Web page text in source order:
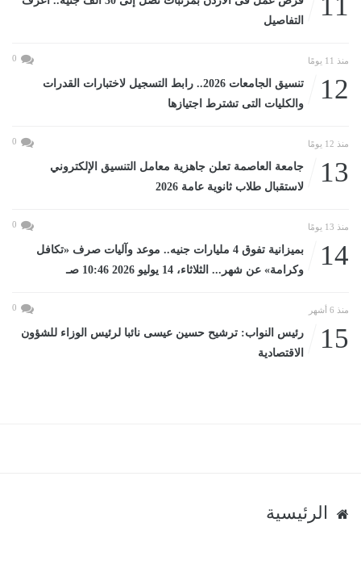
التفاصيل
منذ 11 يومًا 0
12
تنسيق الجامعات 2026.. رابط التسجيل لاختبارات القدرات
والكليات التى تشترط اجتيازها
منذ 12 يومًا 0
13
جامعة العاصمة تعلن جاهزية معامل التنسيق الإلكتروني
لاستقبال طلاب ثانوية عامة 2026
منذ 13 يومًا 0
14
بميزانية تفوق 4 مليارات جنيه.. موعد وآليات صرف «تكافل
وكرامة» عن شهر... الثلاثاء، 14 يوليو 2026 10:46 صـ
منذ 6 أشهر 0
15
رئيس النواب: ترشيح حسين عيسى نائبا لرئيس الوزاء للشؤون
الاقتصادية
الرئيسية